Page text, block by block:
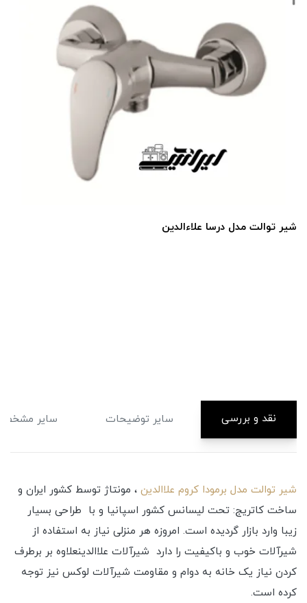
شیر توالت مدل درسا علاءالدین
نقد و بررسی سایر توضیحات سایر
شیر توالت مدل برمودا کروم علاالدین ، مونتاژ توسط کشور ایران و
ساخت کاتریج: تحت لیسانس کشور اسپانیا و با طراحی بسیار
زیبا وارد بازار گردیده است. امروزه هر منزلی نیاز به استفاده از
شیرآلات خوب و باکیفیت را دارد شیرآلات علاالدینعلاوه بر برطرف
کردن نیاز یک خانه به دوام و مقاومت شیرآلات لوکس نیز توجه
کرده است.